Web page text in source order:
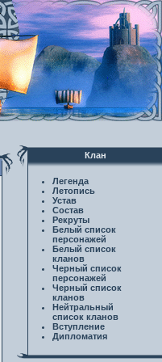
Клан
Легенда
Летопись
Устав
Состав
Рекруты
Белый список
персонажей
Белый список
кланов
Черный список
персонажей
Черный список
кланов
Нейтральный
список кланов
Вступление
Дипломатия